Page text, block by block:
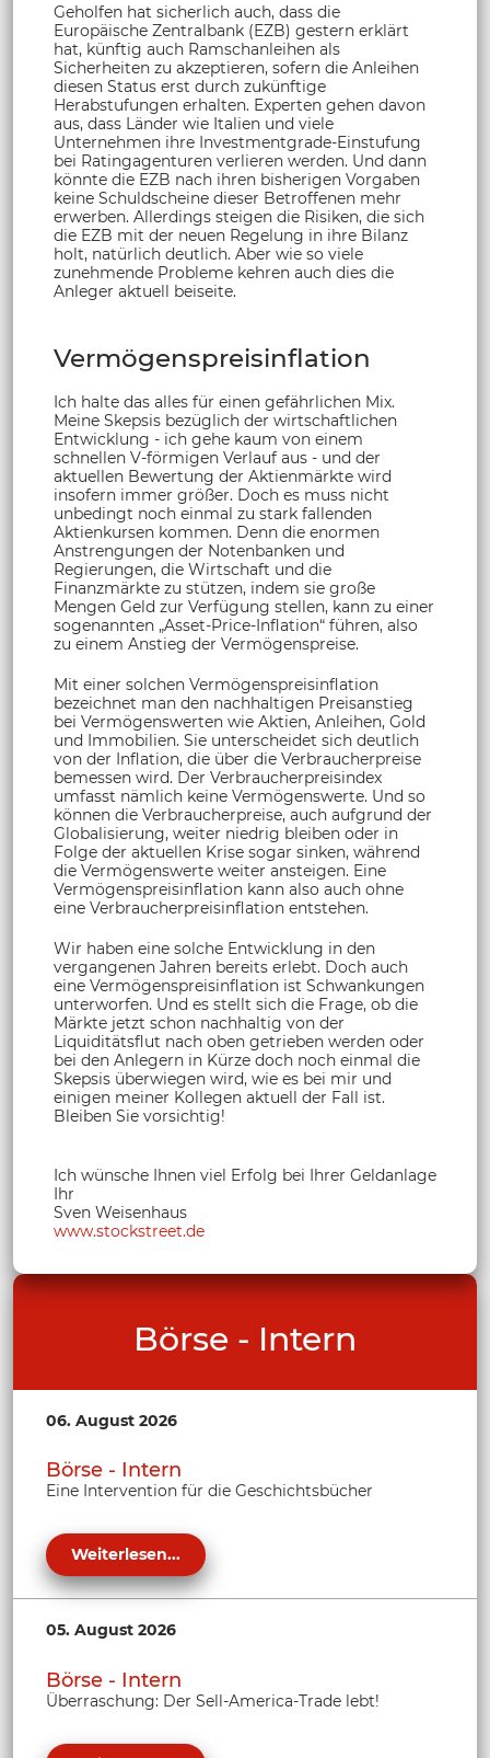
Geholfen hat sicherlich auch, dass die
Europäische Zentralbank (EZB) gestern erklärt
hat, künftig auch Ramschanleihen als
Sicherheiten zu akzeptieren, sofern die Anleihen
diesen Status erst durch zukünftige
Herabstufungen erhalten. Experten gehen davon
aus, dass Länder wie Italien und viele
Unternehmen ihre Investmentgrade-Einstufung
bei Ratingagenturen verlieren werden. Und dann
könnte die EZB nach ihren bisherigen Vorgaben
keine Schuldscheine dieser Betroffenen mehr
erwerben. Allerdings steigen die Risiken, die sich
die EZB mit der neuen Regelung in ihre Bilanz
holt, natürlich deutlich. Aber wie so viele
zunehmende Probleme kehren auch dies die
Anleger aktuell beiseite.
Vermögenspreisinflation
Ich halte das alles für einen gefährlichen Mix.
Meine Skepsis bezüglich der wirtschaftlichen
Entwicklung - ich gehe kaum von einem
schnellen V-förmigen Verlauf aus - und der
aktuellen Bewertung der Aktienmärkte wird
insofern immer größer. Doch es muss nicht
unbedingt noch einmal zu stark fallenden
Aktienkursen kommen. Denn die enormen
Anstrengungen der Notenbanken und
Regierungen, die Wirtschaft und die
Finanzmärkte zu stützen, indem sie große
Mengen Geld zur Verfügung stellen, kann zu einer
sogenannten „Asset-Price-Inflation“ führen, also
zu einem Anstieg der Vermögenspreise.
Mit einer solchen Vermögenspreisinflation
bezeichnet man den nachhaltigen Preisanstieg
bei Vermögenswerten wie Aktien, Anleihen, Gold
und Immobilien. Sie unterscheidet sich deutlich
von der Inflation, die über die Verbraucherpreise
bemessen wird. Der Verbraucherpreisindex
umfasst nämlich keine Vermögenswerte. Und so
können die Verbraucherpreise, auch aufgrund der
Globalisierung, weiter niedrig bleiben oder in
Folge der aktuellen Krise sogar sinken, während
die Vermögenswerte weiter ansteigen. Eine
Vermögenspreisinflation kann also auch ohne
eine Verbraucherpreisinflation entstehen.
Wir haben eine solche Entwicklung in den
vergangenen Jahren bereits erlebt. Doch auch
eine Vermögenspreisinflation ist Schwankungen
unterworfen. Und es stellt sich die Frage, ob die
Märkte jetzt schon nachhaltig von der
Liquiditätsflut nach oben getrieben werden oder
bei den Anlegern in Kürze doch noch einmal die
Skepsis überwiegen wird, wie es bei mir und
einigen meiner Kollegen aktuell der Fall ist.
Bleiben Sie vorsichtig!
Ich wünsche Ihnen viel Erfolg bei Ihrer Geldanlage
Ihr
Sven Weisenhaus
www.stockstreet.de
Börse - Intern
06. August 2026
Börse - Intern
Eine Intervention für die Geschichtsbücher
Weiterlesen...
05. August 2026
Börse - Intern
Überraschung: Der Sell-America-Trade lebt!